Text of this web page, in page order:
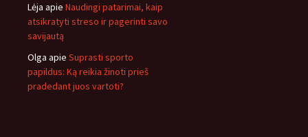
Lėja apie Naudingi patarimai, kaip
atsikratyti streso ir pagerinti savo
savijautą
Olga apie Suprasti sporto
papildus: Ką reikia žinoti prieš
pradedant juos vartoti?